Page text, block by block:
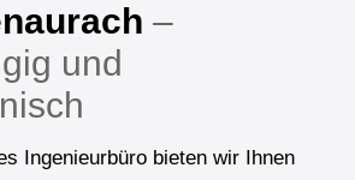
–
und
Ingenieurbüro bieten wir Ihnen